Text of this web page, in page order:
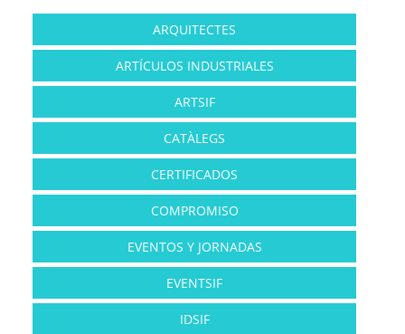
ARQUITECTES
ARTÍCULOS INDUSTRIALES
ARTSIF
CATÀLEGS
CERTIFICADOS
COMPROMISO
EVENTOS Y JORNADAS
EVENTSIF
IDSIF